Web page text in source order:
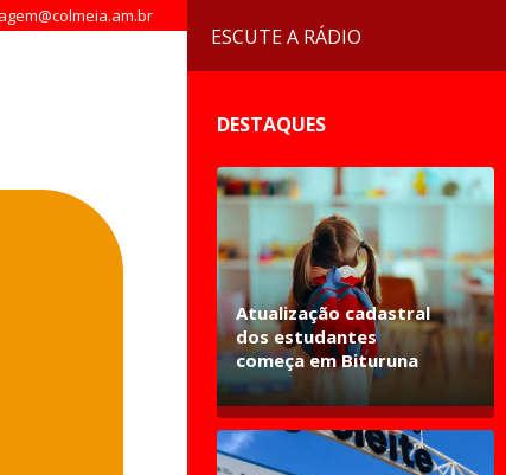
ESCUTE A RÁDIO
DESTAQUES
Atualização cadastral
dos estudantes
começa em Bituruna